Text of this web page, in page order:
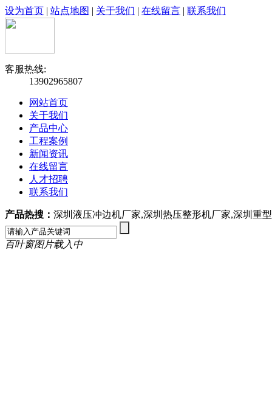
设为首页 | 站点地图 | 关于我们 | 在线留言 | 联系我们
客服热线:
13902965807
网站首页
关于我们
产品中心
工程案例
新闻资讯
在线留言
人才招聘
联系我们
产品热搜： 深圳液压冲边机厂家,深圳热压整形机厂家,深圳重
百叶窗图片载入中